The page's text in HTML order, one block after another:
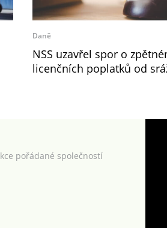
Daně
NSS uzavřel spor o
licenčních poplatků od
pořádané společností